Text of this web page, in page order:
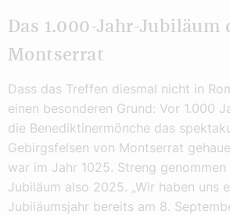
Das 1.000-Jahr-Jubiläum
Montserrat
Dass das Treffen diesmal nicht in
einen besonderen Grund: Vor 1.000
die Benediktinermönche das
Gebirgsfelsen von Montserrat
war im Jahr 1025. Streng
Jubiläum also 2025. „Wir haben uns
Jubiläumsjahr bereits am 8.